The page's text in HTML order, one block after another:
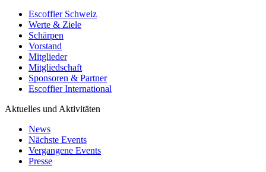
Escoffier Schweiz
Werte & Ziele
Schärpen
Vorstand
Mitglieder
Mitgliedschaft
Sponsoren & Partner
Escoffier International
Aktuelles und Aktivitäten
News
Nächste Events
Vergangene Events
Presse